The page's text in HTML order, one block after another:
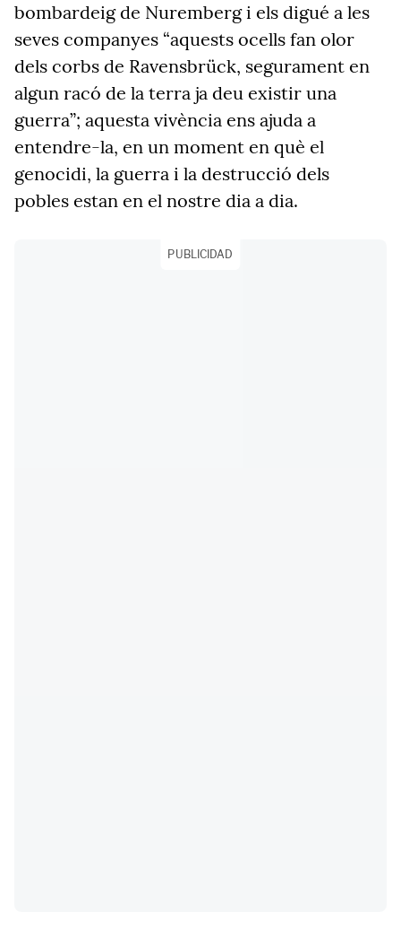
bombardeig de Nuremberg i els digué a les
seves companyes “aquests ocells fan olor
dels corbs de Ravensbrück, segurament en
algun racó de la terra ja deu existir una
guerra”; aquesta vivència ens ajuda a
entendre-la, en un moment en què el
genocidi, la guerra i la destrucció dels
pobles estan en el nostre dia a dia.
PUBLICIDAD